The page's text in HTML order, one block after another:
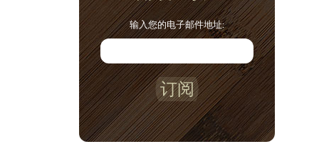
输入您的电子邮件地址:
订阅